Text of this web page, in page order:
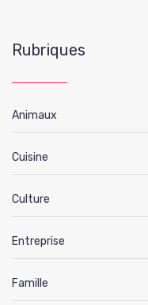
Rubriques
Animaux
Cuisine
Culture
Entreprise
Famille